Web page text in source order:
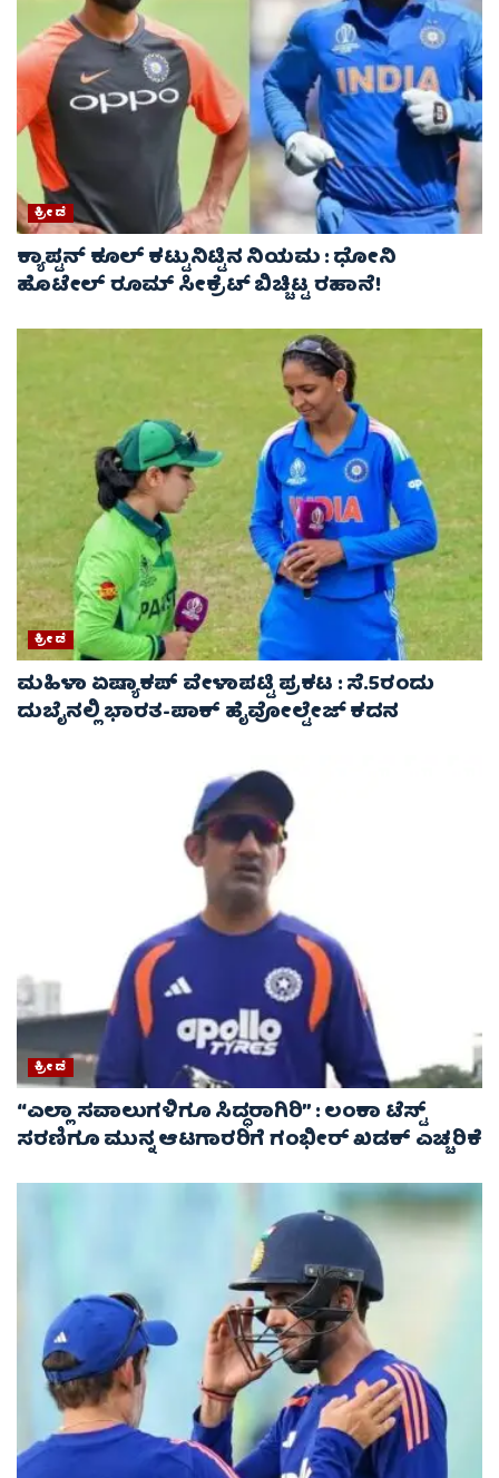
ಕ್ರೀಡೆ
ಕ್ಯಾಪ್ಟನ್ ಕೂಲ್ ಕಟ್ಟುನಿಟ್ಟಿನ ನಿಯಮ : ಧೋನಿ
ಹೊಟೇಲ್ ರೂಮ್ ಸೀಕ್ರೆಟ್ ಬಿಚ್ಚಿಟ್ಟ ರಹಾನೆ!
ಕ್ರೀಡೆ
ಮಹಿಳಾ ಏಷ್ಯಾಕಪ್ ವೇಳಾಪಟ್ಟಿ ಪ್ರಕಟ : ಸೆ.5ರಂದು
ದುಬೈನಲ್ಲಿ ಭಾರತ-ಪಾಕ್‌ ಹೈವೋಲ್ಟೇಜ್ ಕದನ
ಕ್ರೀಡೆ
“ಎಲ್ಲಾ ಸವಾಲುಗಳಿಗೂ ಸಿದ್ಧರಾಗಿರಿ” : ಲಂಕಾ ಟೆಸ್ಟ್
ಸರಣಿಗೂ ಮುನ್ನ ಆಟಗಾರರಿಗೆ ಗಂಭೀರ್ ಖಡಕ್ ಎಚ್ಚರಿಕೆ